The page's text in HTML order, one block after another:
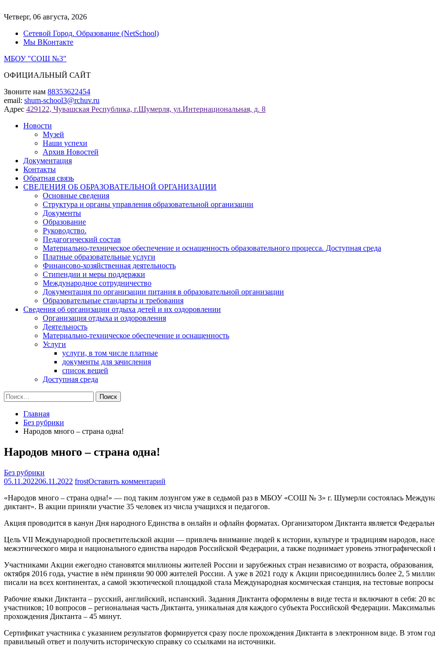
к
Четверг, 06 августа, 2026
Сетевой Город. Образование (NetSchool)
Мы ВКонтакте
МБОУ "СОШ №3"
ОФИЦИАЛЬНЫЙ САЙТ
Звоните нам 88353622454
email: shum-school3@rchuv.ru
Адрес 429122, Чувашская Республика, г.Шумерля, ул.Интернациональная, д. 8
Новости
Музей
Наши успехи
Архив Новостей
Документация
Контакты
Обратная связь
СВЕДЕНИЯ ОБ ОБРАЗОВАТЕЛЬНОЙ ОРГАНИЗАЦИИ
Основные сведения
Структура и органы управления образовательной организации
Документы
Образование
Руководство.
Педагогический состав
Материально-техническое обеспечение и оснащенность образовательного процесса. Доступная среда
Платные образовательные услуги
Финансово-хозяйственная деятельность
Стипендии и меры поддержки
Международное сотрудничество
Документация по организации питания в образовательной организации
Образовательные стандарты и требования
Сведения об организации отдыха детей и их оздоровлении
Организация отдыха и оздоровления
Деятельность
Материально-техническое обеспечение и оснащенность
Услуги
услуги, в том числе платные
документы для зачисления
список вещей
Доступная среда
Найти:
Главная
Без рубрики
Народов много – страна одна!
Народов много – страна одна!
Без рубрики
05.11.202206.11.2022 frostОставить комментарий
много
–
одна!
«Народов много – страна одна!» — под таким лозунгом уже в седьмой раз в МБОУ «СОШ № 3» г. Шумерли состоялась
диктант». В акции приняли участие 35 человек из числа учащихся и педагогов.
Акция проводится в канун Дня народного Единства в онлайн и офлайн форматах. Организатором Диктанта является
Цель VII Международной просветительской акции — привлечь внимание людей к истории, культуре и традициям народов,
межэтнического мира и национального единства народов Российской Федерации, а также поднимает уровень этнографической
Участниками Акции ежегодно становятся миллионы жителей России и зарубежных стран независимо от возраста,
октября 2016 года, участие в нём приняли 90 000 жителей России. А уже в 2021 году к Акции присоединились более 2, 5
писали на всех континентах, а самой экзотической площадкой стала Международная космическая станция, на тестовые
Рабочие языки Диктанта – русский, английский, испанский. Задания Диктанта оформлены в виде теста и включают в себя: 20
участников; 10 вопросов – региональная часть Диктанта, уникальная для каждого субъекта Российской Федерации.
прохождения Диктанта – 45 минут.
Сертификат участника с указанием результатов формируется сразу после прохождения Диктанта в электронном виде. В этом
правильный ответ и получить историческую справку со ссылками на источники.